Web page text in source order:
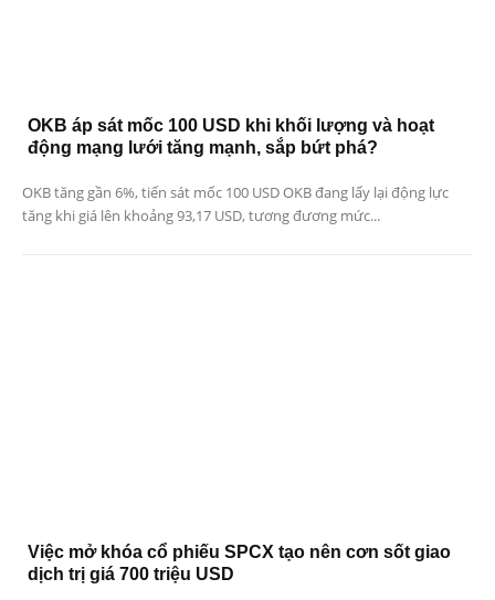
OKB áp sát mốc 100 USD khi khối lượng và hoạt
động mạng lưới tăng mạnh, sắp bứt phá?
OKB tăng gần 6%, tiến sát mốc 100 USD OKB đang lấy lại động lực
tăng khi giá lên khoảng 93,17 USD, tương đương mức...
Việc mở khóa cổ phiếu SPCX tạo nên cơn sốt giao
dịch trị giá 700 triệu USD